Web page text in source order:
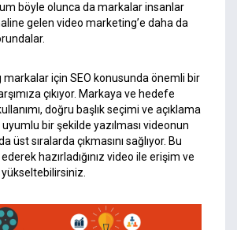
böyle olunca da markalar insanlar
gelen video marketing’e daha da
için SEO konusunda önemli bir
çıkıyor. Markaya ve hedefe
doğru başlık seçimi ve açıklama
bir şekilde yazılması videonun
üst sıralarda çıkmasını sağlıyor. Bu
hazırladığınız video ile erişim ve